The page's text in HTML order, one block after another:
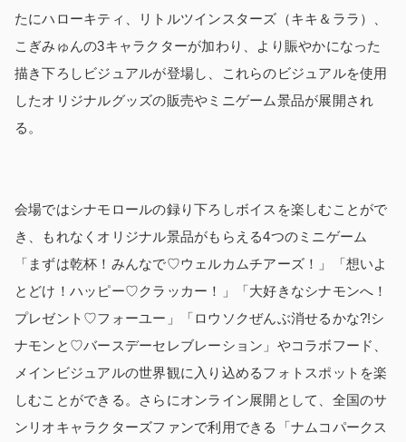
たにハローキティ、リトルツインスターズ（キキ＆ララ）、
こぎみゅんの3キャラクターが加わり、より賑やかになった
描き下ろしビジュアルが登場し、これらのビジュアルを使用
したオリジナルグッズの販売やミニゲーム景品が展開され
る。
会場ではシナモロールの録り下ろしボイスを楽しむことがで
き、もれなくオリジナル景品がもらえる4つのミニゲーム
「まずは乾杯！みんなで♡ウェルカムチアーズ！」「想いよ
とどけ！ハッピー♡クラッカー！」「大好きなシナモンへ！
プレゼント♡フォーユー」「ロウソクぜんぶ消せるかな?!シ
ナモンと♡バースデーセレブレーション」やコラボフード、
メインビジュアルの世界観に入り込めるフォトスポットを楽
しむことができる。さらにオンライン展開として、全国のサ
ンリオキャラクターズファンで利用できる「ナムコパークス